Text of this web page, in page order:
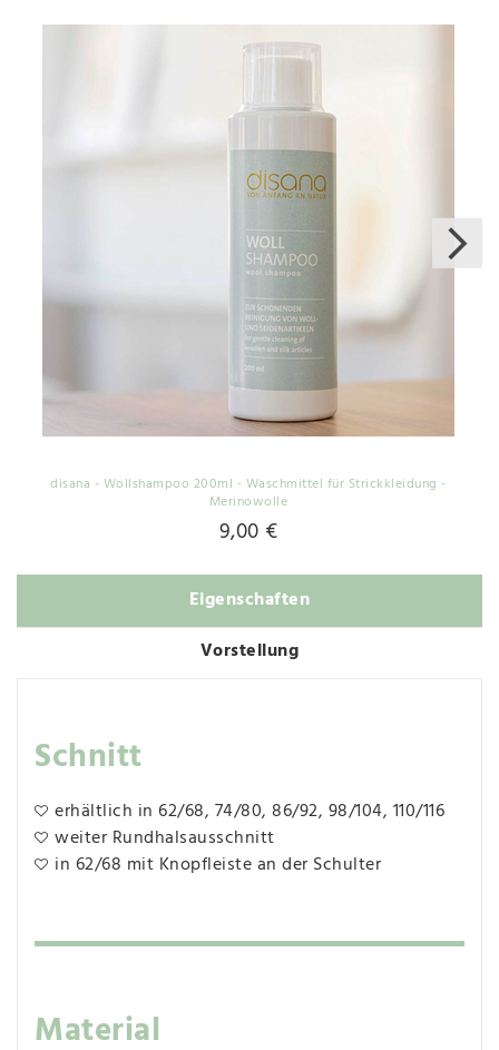
disana - Wollshampoo 200ml - Waschmittel für Strickkleidung -
Merinowolle
9,00 €
Eigenschaften
Vorstellung
Schnitt
erhältlich in 62/68, 74/80, 86/92, 98/104, 110/116
weiter Rundhalsausschnitt
in 62/68 mit Knopfleiste an der Schulter
Material